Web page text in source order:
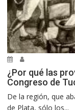
¿Por qué las
Congreso de
De la región, que
de Plata, sólo los...